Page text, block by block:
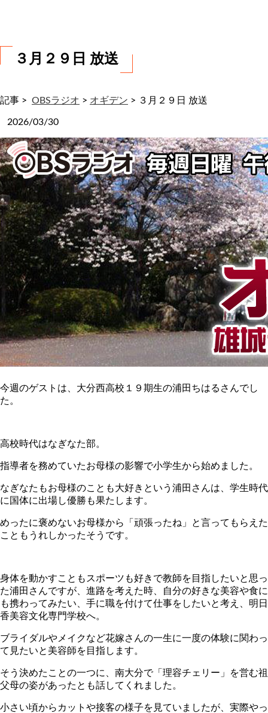
３月２９日 放送
記事 > OBSラジオ > オギデン > ３月２９日 放送
2026/03/30
今週のゲストは、大分西高校１９期生の浦田ちはるさんでし
た。
高校時代はなぎなた部。
指導者を務めていたお母様の影響で小学生から始めました。
なぎなたもお母様のことも大好きという浦田さんは、学生時代
に国体に出場し優勝も果たします。
めったに褒めないお母様から「頑張ったね」と言ってもらえた
こともうれしかったそうです。
身体を動かすこともスポーツも好きで教師を目指したいと思っ
た浦田さんですが、進路を考えた時、自分の好きな美容や食に
も携わってみたい、手に職を付けて仕事をしたいと考え、明日
香美容文化専門学校へ。
ブライダルやメイクなど花嫁さんの一生に一度の体験に関わっ
て見たいと美容師を目指します。
そう決めたことの一つに、南大分で「理容チェリー」を営む祖
父母の姿があったとも話してくれました。
小さい頃からカットや接客の様子を見ていましたが、実際やっ